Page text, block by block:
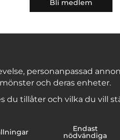
Bli medlem
© 2026, Marks &
personanpassad
och deras enheter.
du tillåter och vilka du vill
Endast
nödvändiga